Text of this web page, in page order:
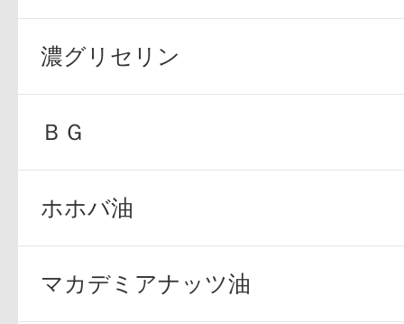
濃グリセリン
ＢＧ
ホホバ油
マカデミアナッツ油